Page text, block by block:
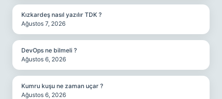
Kızkardeş nasıl yazılır TDK ?
Ağustos 7, 2026
DevOps ne bilmeli ?
Ağustos 6, 2026
Kumru kuşu ne zaman uçar ?
Ağustos 6, 2026